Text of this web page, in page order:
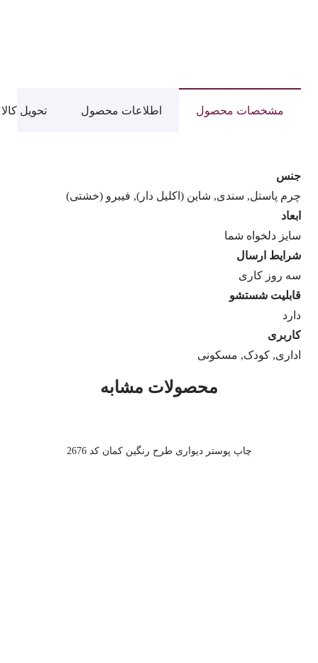
مشخصات محصول اطلاعات محصول تحویل کالا
جنس
چرم پاستل, سندی, شاین (اکلیل دار), فیبرو (خشتی)
ابعاد
سایز دلخواه شما
شرایط ارسال
سه روز کاری
قابلیت شستشو
دارد
کاربری
اداری, کودک, مسکونی
محصولات مشابه
چاپ پوستر دیواری طرح رنگین کمان کد 2676